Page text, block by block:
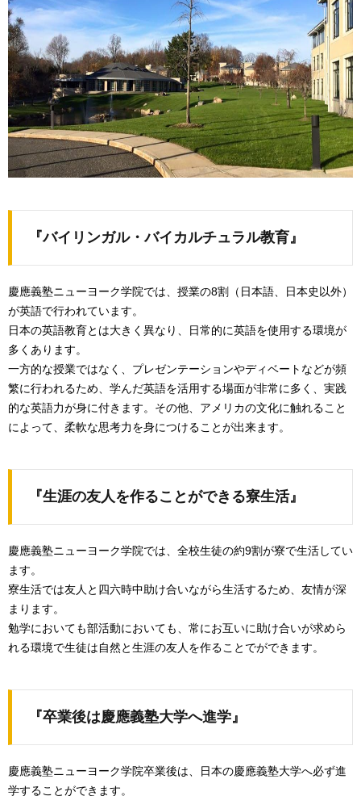
『バイリンガル・バイカルチュラル教育』
慶應義塾ニューヨーク学院では、授業の8割（日本語、日本史以外）
が英語で行われています。
日本の英語教育とは大きく異なり、日常的に英語を使用する環境が
多くあります。
一方的な授業ではなく、プレゼンテーションやディベートなどが頻
繁に行われるため、学んだ英語を活用する場面が非常に多く、実践
的な英語力が身に付きます。その他、アメリカの文化に触れること
によって、柔軟な思考力を身につけることが出来ます。
『生涯の友人を作ることができる寮生活』
慶應義塾ニューヨーク学院では、全校生徒の約9割が寮で生活してい
ます。
寮生活では友人と四六時中助け合いながら生活するため、友情が深
まります。
勉学においても部活動においても、常にお互いに助け合いが求めら
れる環境で生徒は自然と生涯の友人を作ることでができます。
『卒業後は慶應義塾大学へ進学』
慶應義塾ニューヨーク学院卒業後は、日本の慶應義塾大学へ必ず進
学することができます。